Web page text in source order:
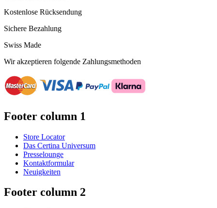
Kostenlose Rücksendung
Sichere Bezahlung
Swiss Made
Wir akzeptieren folgende Zahlungsmethoden
Footer column 1
Store Locator
Das Certina Universum
Presselounge
Kontaktformular
Neuigkeiten
Footer column 2